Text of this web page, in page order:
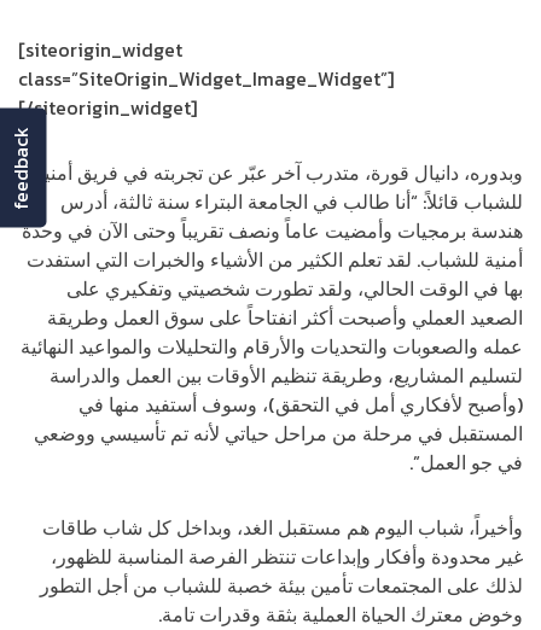
[siteorigin_widget
class=”SiteOrigin_Widget_Image_Widget”]
[/siteorigin_widget]
وبدوره، دانيال قورة، متدرب آخر عبّر عن تجربته في فريق أمنية
للشباب قائلاً: “أنا طالب في الجامعة البتراء سنة ثالثة، أدرس
هندسة برمجيات وأمضيت عاماً ونصف تقريباً وحتى الآن في وحدة
أمنية للشباب. لقد تعلم الكثير من الأشياء والخبرات التي استفدت
بها في الوقت الحالي، ولقد تطورت شخصيتي وتفكيري على
الصعيد العملي وأصبحت أكثر انفتاحاً على سوق العمل وطريقة
عمله والصعوبات والتحديات والأرقام والتحليلات والمواعيد النهائية
لتسليم المشاريع، وطريقة تنظيم الأوقات بين العمل والدراسة
(وأصبح لأفكاري أمل في التحقق)، وسوف أستفيد منها في
المستقبل في مرحلة من مراحل حياتي لأنه تم تأسيسي ووضعي
في جو العمل”.
وأخيراً، شباب اليوم هم مستقبل الغد، وبداخل كل شاب طاقات
غير محدودة وأفكار وإبداعات تنتظر الفرصة المناسبة للظهور،
لذلك على المجتمعات تأمين بيئة خصبة للشباب من أجل التطور
وخوض معترك الحياة العملية بثقة وقدرات تامة.
feedback